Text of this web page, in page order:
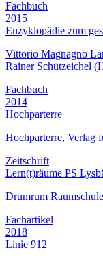
Fachbuch
2015
Enzyklopädie zum
Vittorio Magnagno
Rainer Schützeichel
Fachbuch
2014
Hochparterre
Hochparterre, Verlag
Zeitschrift
Lern(t)räume PS
Drumrum Raumschule
Fachartikel
2018
Linie 912